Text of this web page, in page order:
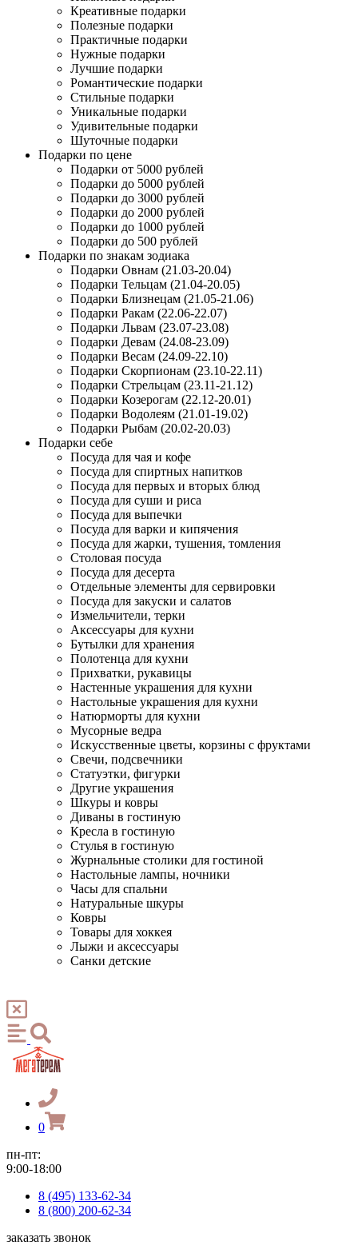
Креативные подарки
Полезные подарки
Практичные подарки
Нужные подарки
Лучшие подарки
Романтические подарки
Стильные подарки
Уникальные подарки
Удивительные подарки
Шуточные подарки
Подарки по цене
Подарки от 5000 рублей
Подарки до 5000 рублей
Подарки до 3000 рублей
Подарки до 2000 рублей
Подарки до 1000 рублей
Подарки до 500 рублей
Подарки по знакам зодиака
Подарки Овнам (21.03-20.04)
Подарки Тельцам (21.04-20.05)
Подарки Близнецам (21.05-21.06)
Подарки Ракам (22.06-22.07)
Подарки Львам (23.07-23.08)
Подарки Девам (24.08-23.09)
Подарки Весам (24.09-22.10)
Подарки Скорпионам (23.10-22.11)
Подарки Стрельцам (23.11-21.12)
Подарки Козерогам (22.12-20.01)
Подарки Водолеям (21.01-19.02)
Подарки Рыбам (20.02-20.03)
Подарки себе
Посуда для чая и кофе
Посуда для спиртных напитков
Посуда для первых и вторых блюд
Посуда для суши и риса
Посуда для выпечки
Посуда для варки и кипячения
Посуда для жарки, тушения, томления
Столовая посуда
Посуда для десерта
Отдельные элементы для сервировки
Посуда для закуски и салатов
Измельчители, терки
Аксессуары для кухни
Бутылки для хранения
Полотенца для кухни
Прихватки, рукавицы
Настенные украшения для кухни
Настольные украшения для кухни
Натюрморты для кухни
Мусорные ведра
Искусственные цветы, корзины с фруктами
Свечи, подсвечники
Статуэтки, фигурки
Другие украшения
Шкуры и ковры
Диваны в гостиную
Кресла в гостиную
Стулья в гостиную
Журнальные столики для гостиной
Настольные лампы, ночники
Часы для спальни
Натуральные шкуры
Ковры
Товары для хоккея
Лыжи и аксессуары
Санки детские
0
пн-пт:
9:00-18:00
8 (495) 133-62-34
8 (800) 200-62-34
заказать звонок